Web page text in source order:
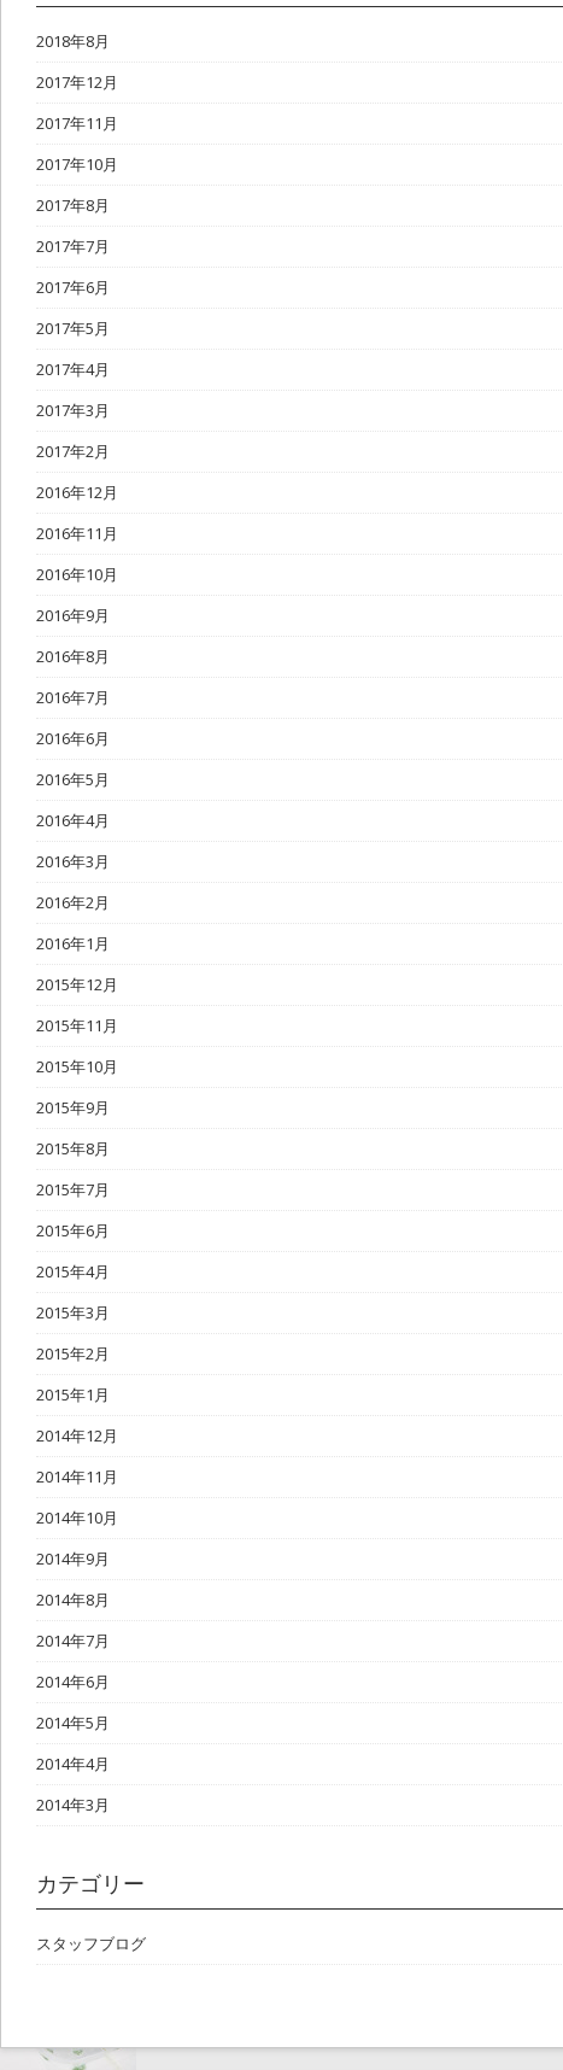
2018年8月
2017年12月
2017年11月
2017年10月
2017年8月
2017年7月
2017年6月
2017年5月
2017年4月
2017年3月
2017年2月
2016年12月
2016年11月
2016年10月
2016年9月
2016年8月
2016年7月
2016年6月
2016年5月
2016年4月
2016年3月
2016年2月
2016年1月
2015年12月
2015年11月
2015年10月
2015年9月
2015年8月
2015年7月
2015年6月
2015年4月
2015年3月
2015年2月
2015年1月
2014年12月
2014年11月
2014年10月
2014年9月
2014年8月
2014年7月
2014年6月
2014年5月
2014年4月
2014年3月
カテゴリー
スタッフブログ